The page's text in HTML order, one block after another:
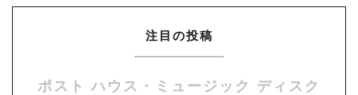
注目の投稿
ポスト ハウス・ミュージック ディスク